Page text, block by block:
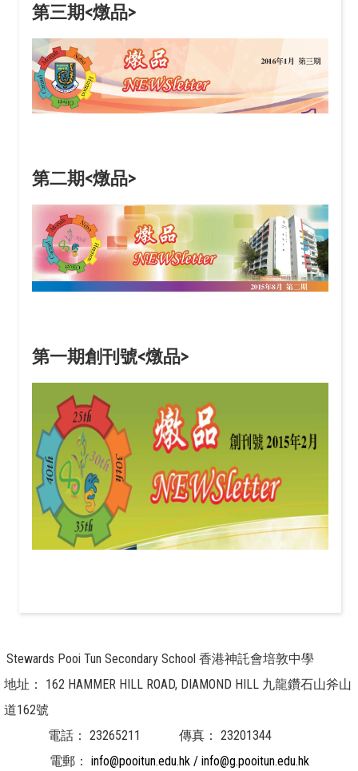
第三期<燉品>
第二期<燉品>
第一期創刊號<燉品>
Stewards Pooi Tun Secondary School 香港神託會培敦中學
地址：
162 HAMMER HILL ROAD, DIAMOND HILL 九龍鑽石山斧山
道162號
電話： 23265211 傳真： 23201344
電郵： info@pooitun.edu.hk / info@g.pooitun.edu.hk